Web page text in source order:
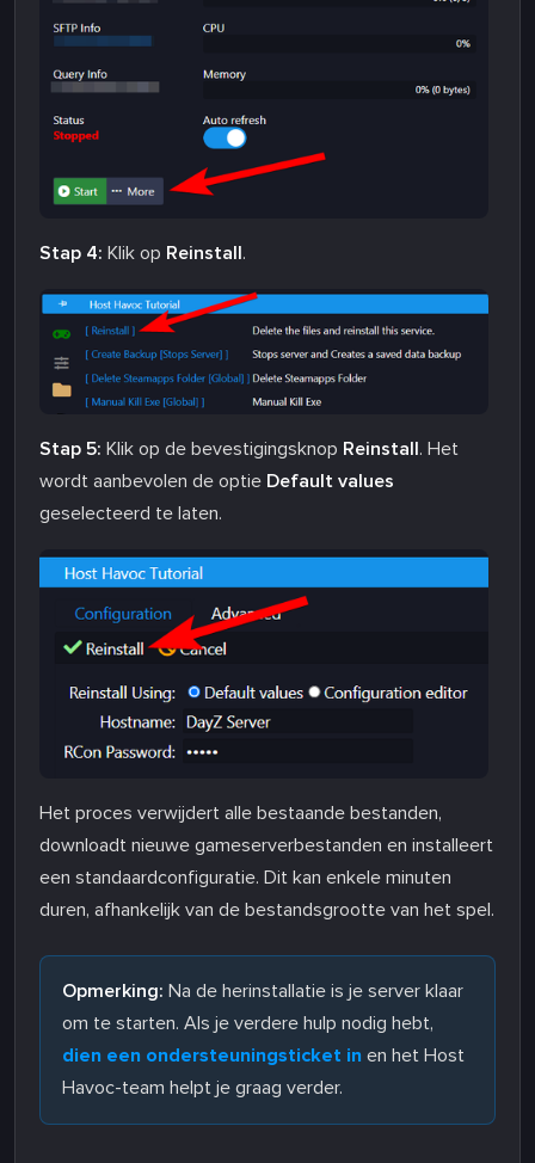
Stap 4: Klik op Reinstall.
Stap 5: Klik op de bevestigingsknop Reinstall. Het
wordt aanbevolen de optie Default values
geselecteerd te laten.
Het proces verwijdert alle bestaande bestanden,
downloadt nieuwe gameserverbestanden en installeert
een standaardconfiguratie. Dit kan enkele minuten
duren, afhankelijk van de bestandsgrootte van het spel.
Opmerking: Na de herinstallatie is je server klaar
om te starten. Als je verdere hulp nodig hebt,
dien een ondersteuningsticket in en het Host
Havoc-team helpt je graag verder.